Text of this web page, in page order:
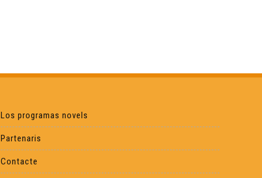
Los programas novels
Partenaris
Contacte